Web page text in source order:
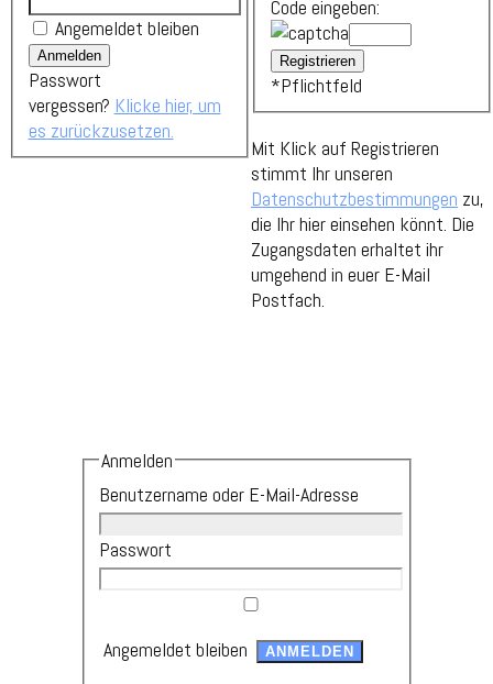
Angemeldet bleiben
Passwort
vergessen? Klicke hier, um
es zurückzusetzen.
Code eingeben:
*Pflichtfeld
Mit Klick auf Registrieren
stimmt Ihr unseren
Datenschutzbestimmungen zu,
die Ihr hier einsehen könnt. Die
Zugangsdaten erhaltet ihr
umgehend in euer E-Mail
Postfach.
Anmelden
Benutzername oder E-Mail-Adresse
Passwort
Angemeldet bleiben